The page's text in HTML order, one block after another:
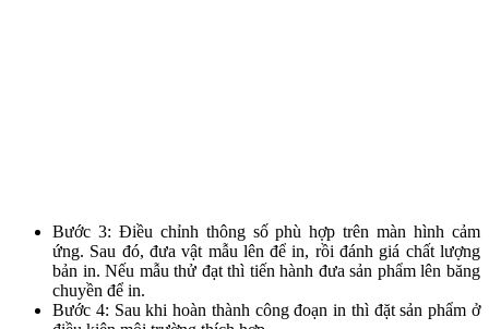
Bước 3: Điều chỉnh thông số phù hợp trên màn hình cảm
ứng. Sau đó, đưa vật mẫu lên để in, rồi đánh giá chất lượng
bản in. Nếu mẫu thử đạt thì tiến hành đưa sản phẩm lên băng
chuyền để in.
Bước 4: Sau khi hoàn thành công đoạn in thì đặt sản phẩm ở